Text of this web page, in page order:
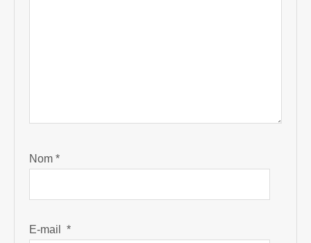
Nom*
E-mail*